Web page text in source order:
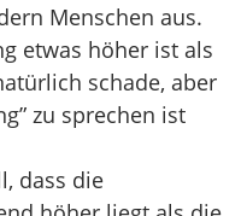
Menschen aus.
etwas höher ist als
schade, aber
zu sprechen ist
dass die